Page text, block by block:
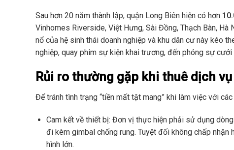
Sau hơn 20 năm thành lập, quận Long Biên hiện có hơn
Vinhomes Riverside, Việt Hưng, Sài Đồng, Thạch Bàn,
nổ của hệ sinh thái doanh nghiệp và khu dân cư này kéo
nghiệp, quay phim sự kiện khai trương, đến phóng sự
Rủi ro thường gặp khi thuê dịch
Để tránh tình trạng “tiền mất tật mang” khi làm việc với
Cam kết về thiết bị: Đơn vị thực hiện phải sử dụng
đi kèm gimbal chống rung. Tuyệt đối không chấp
hình lớn.